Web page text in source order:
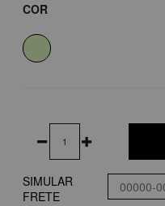
COR
SIMULAR
FRETE